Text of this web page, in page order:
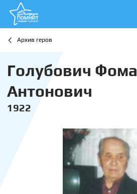
Архив геров
Голубович Фома
Антонович
1922